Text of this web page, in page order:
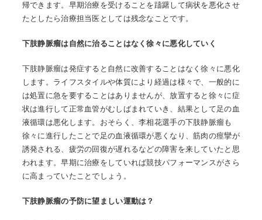
帰できます。早期治療を受けることを躊躇して病状を悪化させ
たとしたら治療担当医としては残念なことです。
下肢静脈瘤は自然に治ることはなく徐々に悪化していく
下肢静脈瘤は発症すると自然に改善することはなく徐々に悪化
します。ライフスタイルや体質により経過は様々で、一般的に
は処置に急を要することはありませんが、放置すると徐々に症
状は進行して正常血管がむしばまれていき、結果として足の血
液循環は悪化します。おそらく、李相花選手の下肢静脈瘤も
徐々に進行したことで足の血液循環が悪くなり、筋肉の痙攣が
誘発される、疲労の回復が遅れるなどの障害を来していたと思
われます。早期に治療をしていれば競技パフォーマンスがさら
に高まっていたことでしょう。
下肢静脈瘤の予防に望ましい運動は？